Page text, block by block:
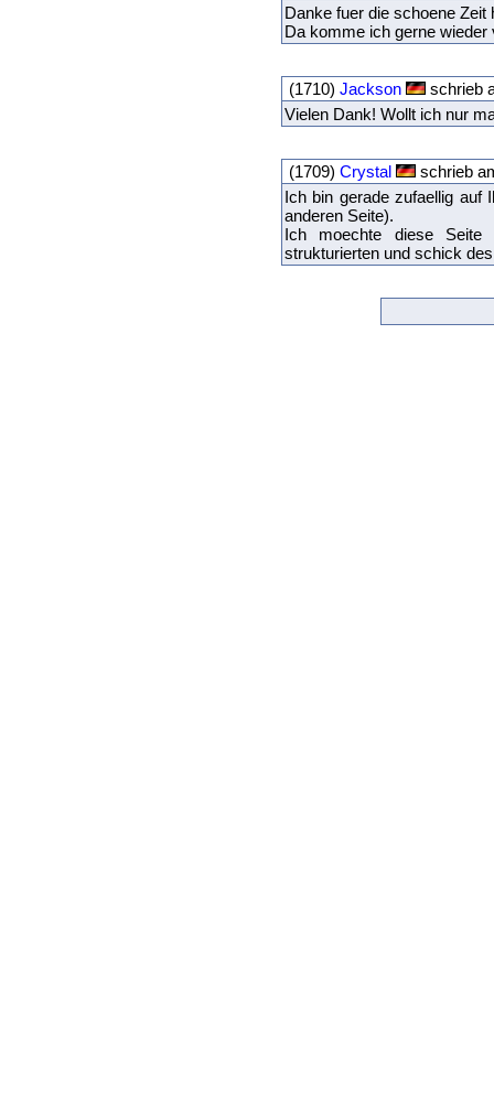
Danke fuer die schoene Zeit
Da komme ich gerne
(1710) Jackson
schrieb
Vielen Dank! Wollt ich nur
(1709) Crystal
schrieb
Ich bin gerade zufaellig auf
anderen Seite).
Ich moechte diese
strukturierten und schick